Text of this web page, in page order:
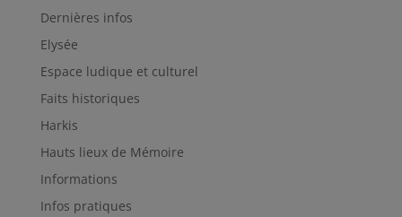
Dernières infos
Elysée
Espace ludique et culturel
Faits historiques
Harkis
Hauts lieux de Mémoire
Informations
Infos pratiques